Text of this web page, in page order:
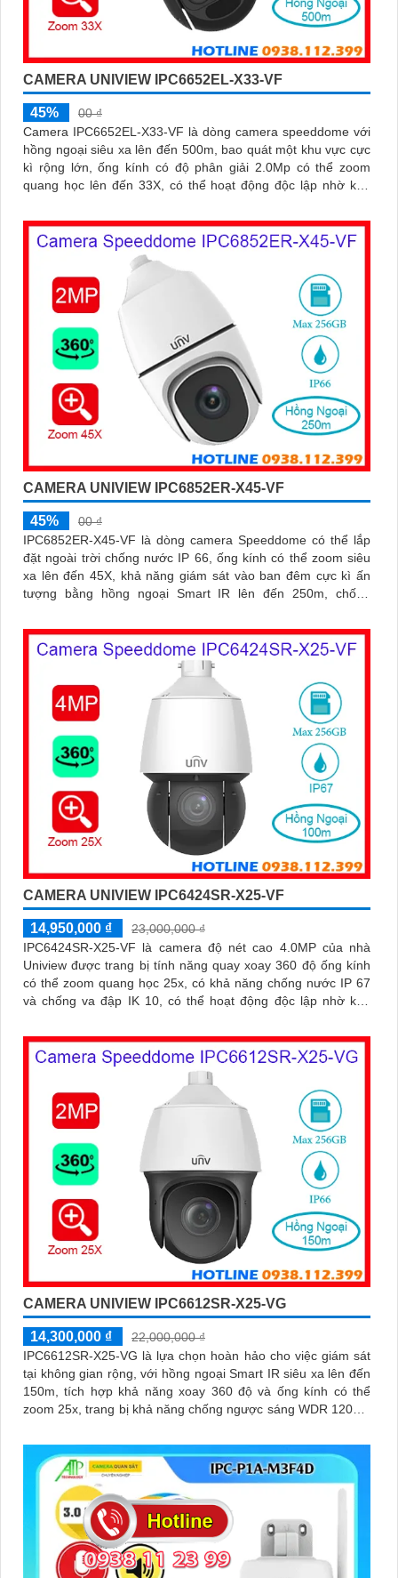
CAMERA UNIVIEW IPC6652EL-X33-VF
45%
00 ₫
Camera IPC6652EL-X33-VF là dòng camera speeddome với
hồng ngoại siêu xa lên đến 500m, bao quát một khu vực cực
kì rộng lớn, ống kính có độ phân giải 2.0Mp có thể zoom
quang học lên đến 33X, có thể hoạt động độc lập nhờ khe
CAMERA UNIVIEW IPC6852ER-X45-VF
45%
00 ₫
IPC6852ER-X45-VF là dòng camera Speeddome có thể lắp
đặt ngoài trời chống nước IP 66, ống kính có thể zoom siêu
xa lên đến 45X, khả năng giám sát vào ban đêm cực kì ấn
tượng bằng hồng ngoại Smart IR lên đến 250m, chống
CAMERA UNIVIEW IPC6424SR-X25-VF
14,950,000 ₫
23,000,000 ₫
IPC6424SR-X25-VF là camera độ nét cao 4.0MP của nhà
Uniview được trang bị tính năng quay xoay 360 độ ống kính
có thể zoom quang học 25x, có khả năng chống nước IP 67
và chống va đập IK 10, có thể hoạt động độc lập nhờ khe
CAMERA UNIVIEW IPC6612SR-X25-VG
14,300,000 ₫
22,000,000 ₫
IPC6612SR-X25-VG là lựa chọn hoàn hảo cho việc giám sát
tại không gian rộng, với hồng ngoại Smart IR siêu xa lên đến
150m, tích hợp khả năng xoay 360 độ và ống kính có thể
zoom 25x, trang bị khả năng chống ngược sáng WDR 120db,